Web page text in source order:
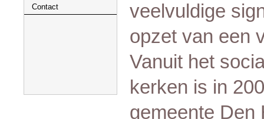
Contact
veelvuldige
opzet van een
Vanuit het
kerken is in
gemeente Den